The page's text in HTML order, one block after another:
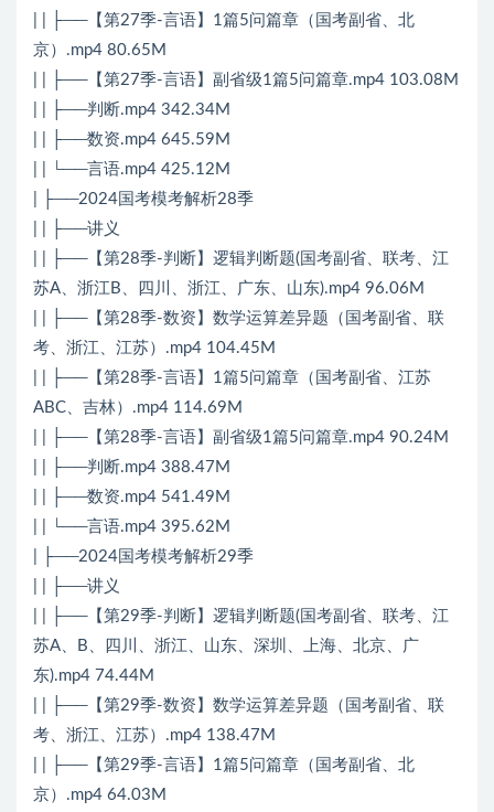
| | ├──【第27季-言语】1篇5问篇章（国考副省、北
京）.mp4 80.65M
| | ├──【第27季-言语】副省级1篇5问篇章.mp4 103.08M
| | ├──判断.mp4 342.34M
| | ├──数资.mp4 645.59M
| | └──言语.mp4 425.12M
| ├──2024国考模考解析28季
| | ├──讲义
| | ├──【第28季-判断】逻辑判断题(国考副省、联考、江
苏A、浙江B、四川、浙江、广东、山东).mp4 96.06M
| | ├──【第28季-数资】数学运算差异题（国考副省、联
考、浙江、江苏）.mp4 104.45M
| | ├──【第28季-言语】1篇5问篇章（国考副省、江苏
ABC、吉林）.mp4 114.69M
| | ├──【第28季-言语】副省级1篇5问篇章.mp4 90.24M
| | ├──判断.mp4 388.47M
| | ├──数资.mp4 541.49M
| | └──言语.mp4 395.62M
| ├──2024国考模考解析29季
| | ├──讲义
| | ├──【第29季-判断】逻辑判断题(国考副省、联考、江
苏A、B、四川、浙江、山东、深圳、上海、北京、广
东).mp4 74.44M
| | ├──【第29季-数资】数学运算差异题（国考副省、联
考、浙江、江苏）.mp4 138.47M
| | ├──【第29季-言语】1篇5问篇章（国考副省、北
京）.mp4 64.03M